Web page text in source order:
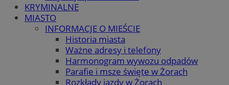
KRYMINALNE
MIASTO
INFORMACJE O MIEŚCIE
Historia miasta
Ważne adresy i telefony
Harmonogram wywozu odpadów
Parafie i msze święte w Żorach
Rozkłady jazdy w Żorach